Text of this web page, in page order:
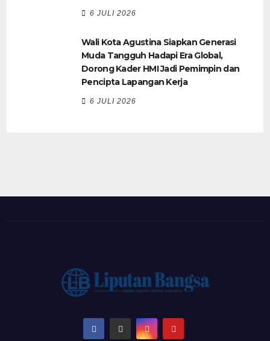
6 JULI 2026
Wali Kota Agustina Siapkan Generasi
Muda Tangguh Hadapi Era Global,
Dorong Kader HMI Jadi Pemimpin dan
Pencipta Lapangan Kerja
6 JULI 2026